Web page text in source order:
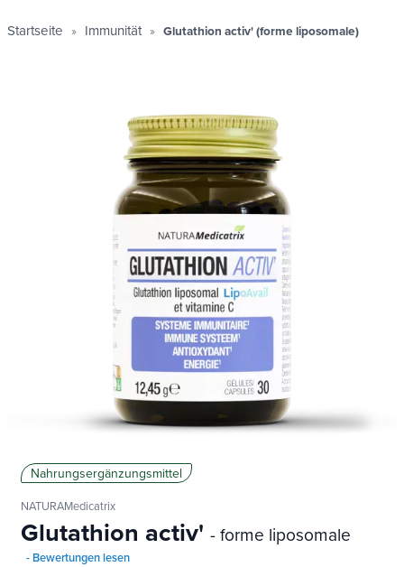
Startseite Immunität Glutathion activ' (forme liposomale)
Nahrungsergänzungsmittel
NATURAMedicatrix
Glutathion activ' - forme liposomale
- Bewertungen lesen